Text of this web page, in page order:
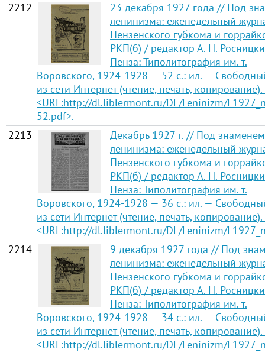
2212
23 декабря 1927 года // Под
ленинизма: еженедельный
Пензенского губкома и
РКП(б) / редактор А. Н.
Пенза: Типолитография им. т.
Воровского, 1924-1928 — 52 с.: ил. —
из сети Интернет (чтение, печать,
<URL:http://dl.liblermont.ru/DL/Leninizm/
52.pdf>.
2213
Декабрь 1927 г. // Под знаменем
ленинизма: еженедельный
Пензенского губкома и
РКП(б) / редактор А. Н.
Пенза: Типолитография им. т.
Воровского, 1924-1928 — 36 с.: ил. —
из сети Интернет (чтение, печать,
<URL:http://dl.liblermont.ru/DL/Leninizm/
2214
9 декабря 1927 года // Под
ленинизма: еженедельный
Пензенского губкома и
РКП(б) / редактор А. Н.
Пенза: Типолитография им. т.
Воровского, 1924-1928 — 34 с.: ил. —
из сети Интернет (чтение, печать,
<URL:http://dl.liblermont.ru/DL/Leninizm/